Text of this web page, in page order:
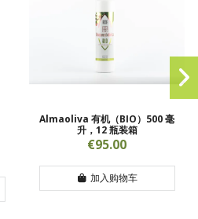
Almaoliva 有机（BIO）500 毫
升，12 瓶装箱
€95.00
加入购物车